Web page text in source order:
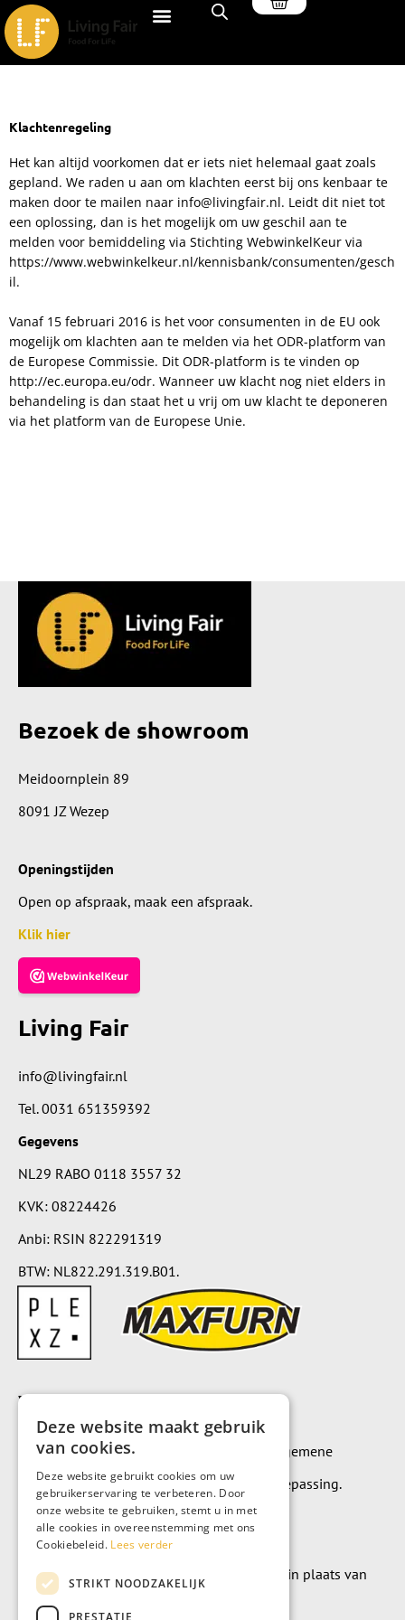
Ga
naar
de
inhoud
Klachtenregeling
Het kan altijd voorkomen dat er iets niet helemaal gaat zoals
gepland. We raden u aan om klachten eerst bij ons kenbaar te
maken door te mailen naar info@livingfair.nl. Leidt dit niet tot
een oplossing, dan is het mogelijk om uw geschil aan te
melden voor bemiddeling via Stichting WebwinkelKeur via
https://www.webwinkelkeur.nl/kennisbank/consumenten/gesch
il.
Vanaf 15 februari 2016 is het voor consumenten in de EU ook
mogelijk om klachten aan te melden via het ODR-platform van
de Europese Commissie. Dit ODR-platform is te vinden op
http://ec.europa.eu/odr. Wanneer uw klacht nog niet elders in
behandeling is dan staat het u vrij om uw klacht te deponeren
via het platform van de Europese Unie.
Bezoek de showroom
Meidoornplein 89
8091 JZ Wezep
Openingstijden
Open op afspraak, maak een afspraak.
Klik hier
Living Fair
info@livingfair.nl
Tel.0031 651359392
Gegevens
NL29 RABO 0118 3557 32
KVK: 08224426
Anbi: RSIN 822291319
BTW: NL822.291.319.B01.
Voorwaarden
Op alle leveringen en diensten zijn onze algemene
leverings- en betalingsvoorwaarden van toepassing.
Algemene voorwaarden
Wilt u geld doneren? Dat kan uiteraard ook in plaats van
meubels te kopen.
Deze website maakt gebruik
van cookies.
Deze website gebruikt cookies om uw
gebruikerservaring te verbeteren. Door
onze website te gebruiken, stemt u in met
alle cookies in overeenstemming met ons
Cookiebeleid. Lees verder
STRIKT NOODZAKELIJK
PRESTATIE